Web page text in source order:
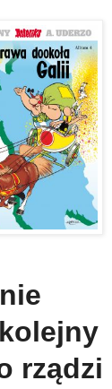
rządzi